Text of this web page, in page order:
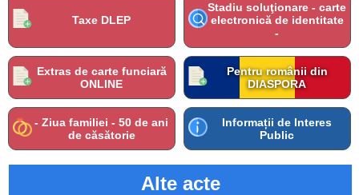
Taxe DLEP
Stadiu soluţionare - carte
electronică de identitate
-
Extras de carte funciară
ONLINE
Pentru românii din
DIASPORA
- Ziua familiei - 50 de ani
de căsătorie
Informații de Interes
Public
Alte acte